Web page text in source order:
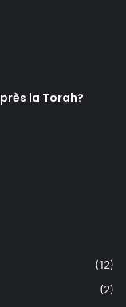
la Torah?
(12)
(2)